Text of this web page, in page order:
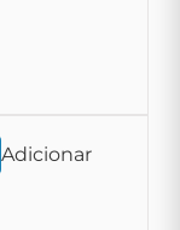
Adicionar